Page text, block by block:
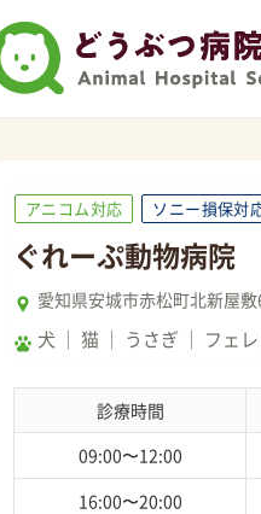
アニコム対応 ソニー損保対
ぐれーぷ動物病院
愛知県安城市赤松町北新屋
犬 猫 うさぎ フェ
診療時間
09:00〜12:00
16:00〜20:00